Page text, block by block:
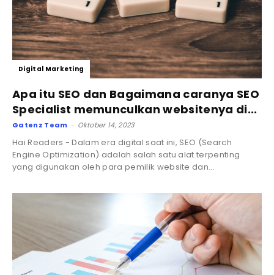
Digital Marketing
Apa itu SEO dan Bagaimana caranya SEO
Specialist memunculkan websitenya di...
Gatenz Team - Oktober 14, 2023
Hai Readers - Dalam era digital saat ini, SEO (Search
Engine Optimization) adalah salah satu alat terpenting
yang digunakan oleh para pemilik website dan...